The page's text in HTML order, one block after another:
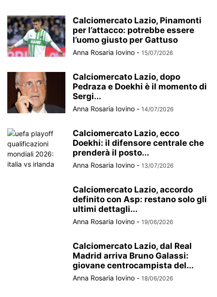
Calciomercato Lazio, Pinamonti
per l’attacco: potrebbe essere
l’uomo giusto per Gattuso
Anna Rosaria Iovino - 15/07/2026
Calciomercato Lazio, dopo
Pedraza e Doekhi è il momento di
Sergi...
Anna Rosaria Iovino - 14/07/2026
Calciomercato Lazio, ecco
Doekhi: il difensore centrale che
prenderà il posto...
Anna Rosaria Iovino - 13/07/2026
Calciomercato Lazio, accordo
definito con Asp: restano solo gli
ultimi dettagli...
Anna Rosaria Iovino - 19/06/2026
Calciomercato Lazio, dal Real
Madrid arriva Bruno Galassi:
giovane centrocampista del...
Anna Rosaria Iovino - 18/06/2026